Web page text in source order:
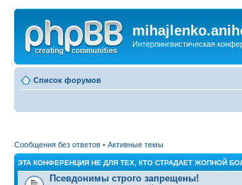
Интерлингвистическая
Список форумов
Сообщения без ответов • Активные темы
ЭТА КОНФЕРЕНЦИЯ НЕ ДЛЯ ТЕХ, КТО СТРАДАЕТ ЖОПНОЙ
Псевдонимы строго запрещены!